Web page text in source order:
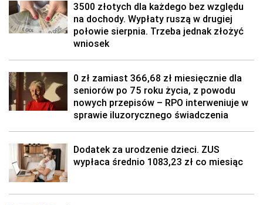
3500 złotych dla każdego bez względu
na dochody. Wypłaty ruszą w drugiej
połowie sierpnia. Trzeba jednak złożyć
wniosek
0 zł zamiast 366,68 zł miesięcznie dla
seniorów po 75 roku życia, z powodu
nowych przepisów – RPO interweniuje w
sprawie iluzorycznego świadczenia
Dodatek za urodzenie dzieci. ZUS
wypłaca średnio 1083,23 zł co miesiąc